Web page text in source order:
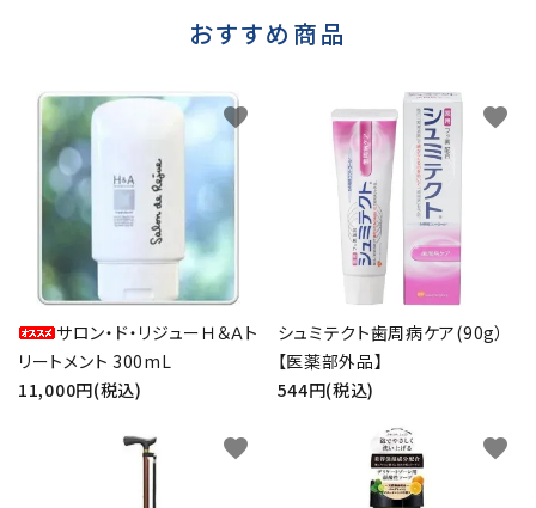
おすすめ商品
サロン・ド・リジューＨ＆Ａト
リートメント 300mL
11,000円(税込)
favorite
シュミテクト歯周病ケア(90g）
【医薬部外品】
544円(税込)
favorite
favorite favorite